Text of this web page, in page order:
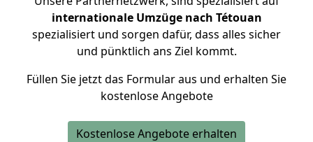
internationale Umzüge nach Tétouan
spezialisiert und sorgen dafür, dass alles sicher
und pünktlich ans Ziel kommt.
Füllen Sie jetzt das Formular aus und erhalten Sie
kostenlose Angebote
Kostenlose Angebote erhalten